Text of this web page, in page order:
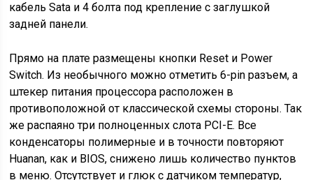
кабель Sata и 4 болта под крепление с заглушкой
задней панели.
Прямо на плате размещены кнопки Reset и Power
Switch. Из необычного можно отметить 6-pin разъем, а
штекер питания процессора расположен в
противоположной от классической схемы стороны. Так
же распаяно три полноценных слота PCI-E. Все
конденсаторы полимерные и в точности повторяют
Huanan, как и BIOS, снижено лишь количество пунктов
в меню. Отсутствует и глюк с датчиком температур,